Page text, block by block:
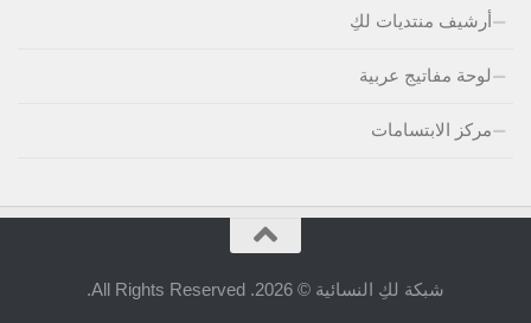
أرشيف منتديات لكِ
لوحة مفاتيج عربية
مركز الابتسامات
شبكة لكِ النسائية © 2026. All Rights Reserved.